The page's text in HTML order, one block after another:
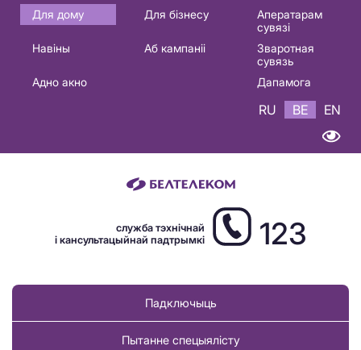
Основная
навигация
Для дому Для бізнесу
Аператарам
сувязі
Навіны
Аб кампаніі
Зваротная
сувязь
Адно акно
Дапамога
RU BE EN
служба тэхнічнай
і кансультацыйнай падтрымкі
123
Падключыць
Пытанне спецыялісту